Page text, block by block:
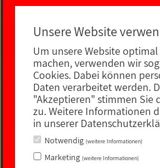
E-MAIL
Unsere Website
Um unsere Website
machen, verwenden wir
Cookies. Dabei können
Daten verarbeitet werden.
"Akzeptieren" stimmen Sie
zu. Weitere Informationen
in unserer
Notwendig (weitere Informationen)
Marketing (weitere Informationen)